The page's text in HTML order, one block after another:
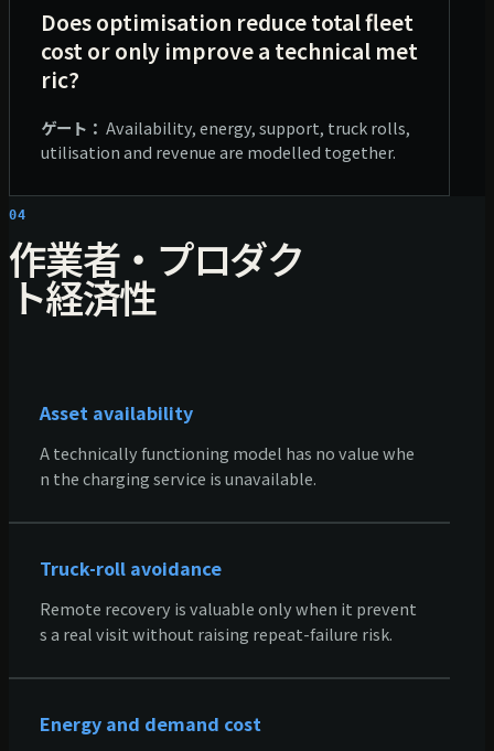
Does optimisation reduce total fleet
cost or only improve a technical met
ric?
ゲート： Availability, energy, support, truck rolls,
utilisation and revenue are modelled together.
04
作業者・プロダク
ト経済性
Asset availability
A technically functioning model has no value whe
n the charging service is unavailable.
Truck-roll avoidance
Remote recovery is valuable only when it prevent
s a real visit without raising repeat-failure risk.
Energy and demand cost